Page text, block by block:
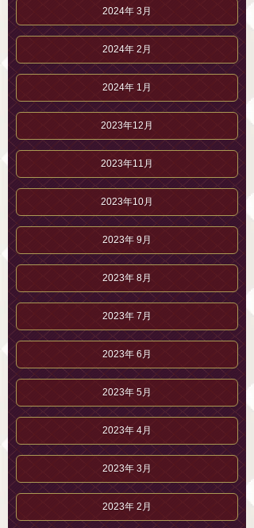
2024年 3月
2024年 2月
2024年 1月
2023年12月
2023年11月
2023年10月
2023年 9月
2023年 8月
2023年 7月
2023年 6月
2023年 5月
2023年 4月
2023年 3月
2023年 2月